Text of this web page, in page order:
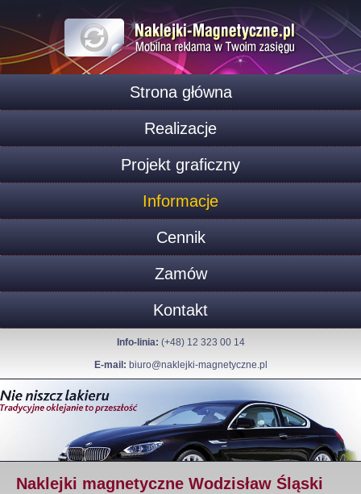
Strona główna
Realizacje
Projekt graficzny
Informacje
Cennik
Zamów
Kontakt
Info-linia: (+48) 12 323 00 14
E-mail: biuro@naklejki-magnetyczne.pl
Naklejki magnetyczne Wodzisław Śląski